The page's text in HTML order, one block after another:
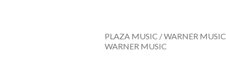
PLAZA MUSIC / WARNER MUSIC
WARNER MUSIC